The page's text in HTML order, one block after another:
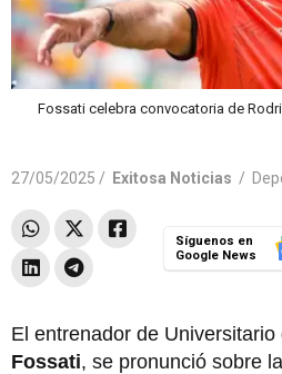
Fossati celebra convocatoria de
27/05/2025 / Exitosa Noticias /
Síguenos en
Google News
El entrenador de Universitario
Fossati, se pronunció sobre